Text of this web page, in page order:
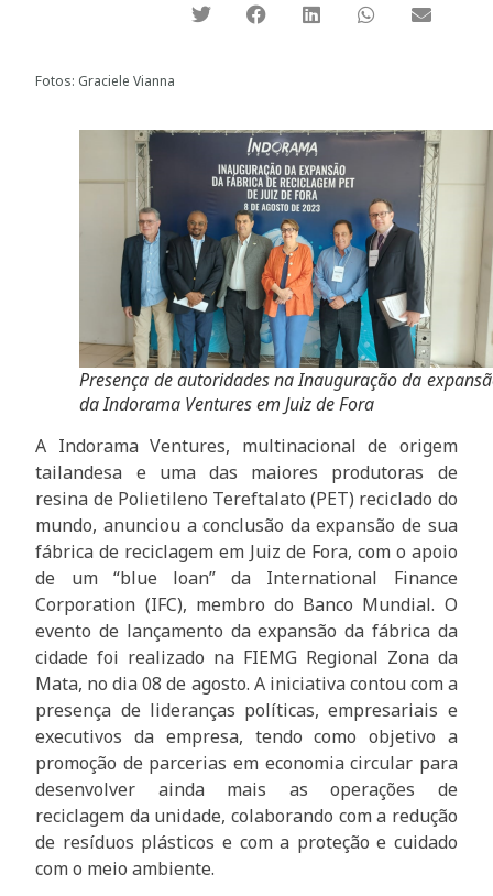
Fotos: Graciele Vianna
Presença de autoridades na Inauguração da
da Indorama Ventures em Juiz de Fora
A Indorama Ventures, multinacional de origem
tailandesa e uma das maiores produtoras de
resina de Polietileno Tereftalato (PET) reciclado do
mundo, anunciou a conclusão da expansão de sua
fábrica de reciclagem em Juiz de Fora, com o apoio
de um “blue loan” da International Finance
Corporation (IFC), membro do Banco Mundial. O
evento de lançamento da expansão da fábrica da
cidade foi realizado na FIEMG Regional Zona da
Mata, no dia 08 de agosto. A iniciativa contou com a
presença de lideranças políticas, empresariais e
executivos da empresa, tendo como objetivo a
promoção de parcerias em economia circular para
desenvolver ainda mais as operações de
reciclagem da unidade, colaborando com a redução
de resíduos plásticos e com a proteção e cuidado
com o meio ambiente.